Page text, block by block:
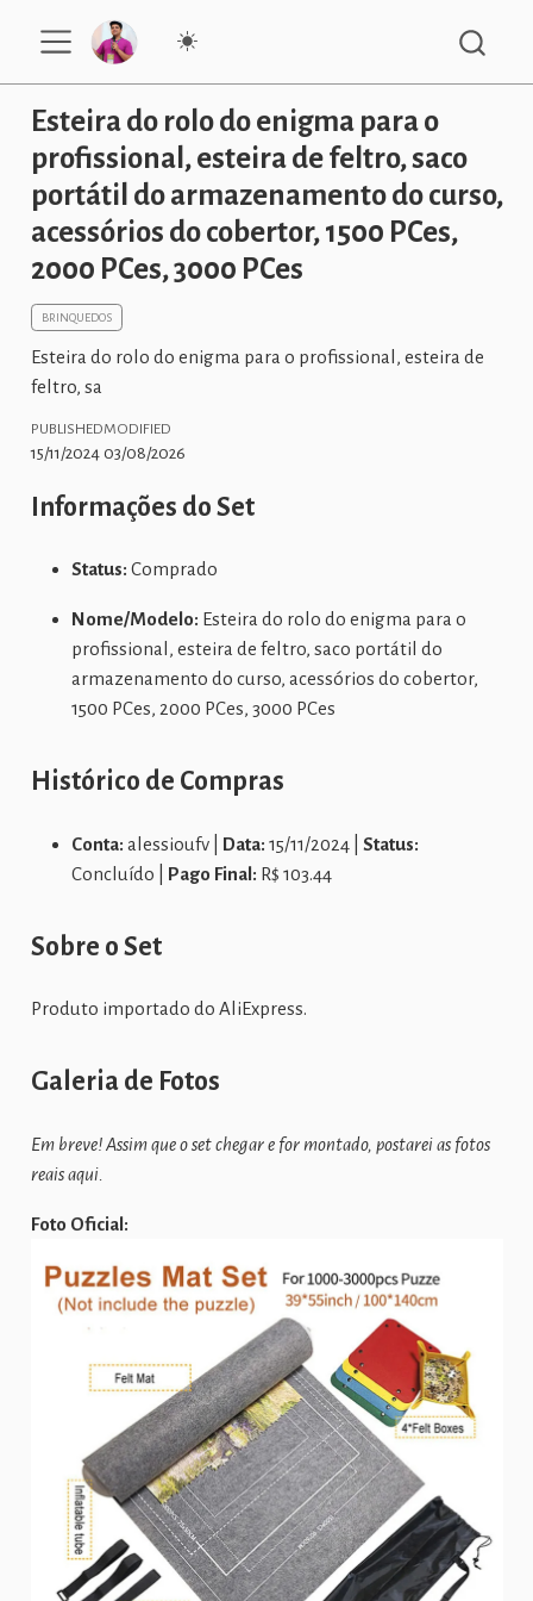
Esteira do rolo do enigma para o
profissional, esteira de feltro, saco
portátil do armazenamento do curso,
acessórios do cobertor, 1500 PCes,
2000 PCes, 3000 PCes
BRINQUEDOS
Esteira do rolo do enigma para o profissional, esteira de
feltro, sa
PUBLISHED
15/11/2024
MODIFIED
03/08/2026
Informações do Set
Status: Comprado
Nome/Modelo: Esteira do rolo do enigma para o
profissional, esteira de feltro, saco portátil do
armazenamento do curso, acessórios do cobertor,
1500 PCes, 2000 PCes, 3000 PCes
Histórico de Compras
Conta: alessioufv | Data: 15/11/2024 | Status:
Concluído | Pago Final: R$ 103.44
Sobre o Set
Produto importado do AliExpress.
Galeria de Fotos
Em breve! Assim que o set chegar e for montado, postarei as fotos
reais aqui.
Foto Oficial: